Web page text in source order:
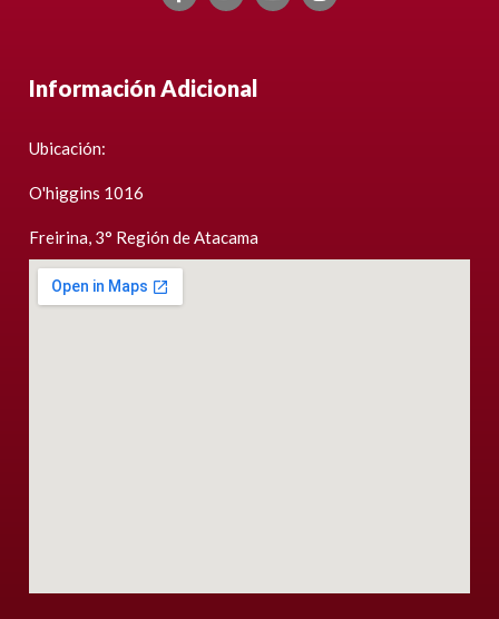
Información Adicional
Ubicación:
O'higgins 1016
Freirina, 3° Región de Atacama